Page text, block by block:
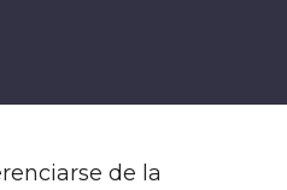
de la